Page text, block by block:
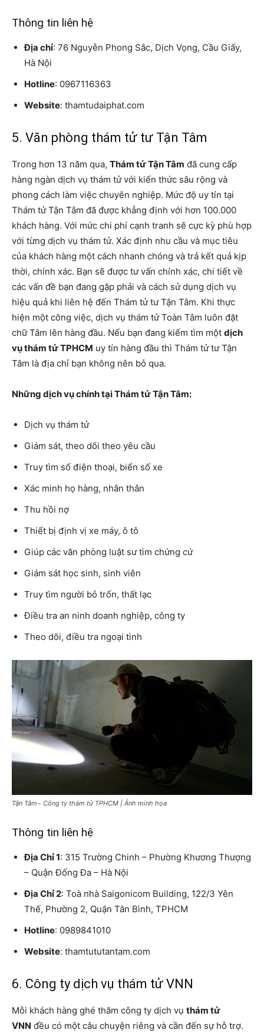
Thông tin liên hệ
Địa chỉ: 76 Nguyễn Phong Sắc, Dịch Vọng, Cầu Giấy,
Hà Nội
Hotline: 0967116363
Website: thamtudaiphat.com
5. Văn phòng thám tử tư Tận Tâm
Trong hơn 13 năm qua, Thám tử Tận Tâm đã cung cấp
hàng ngàn dịch vụ thám tử với kiến thức sâu rộng và
phong cách làm việc chuyên nghiệp. Mức độ uy tín tại
Thám tử Tận Tâm đã được khẳng định với hơn 100.000
khách hàng. Với mức chi phí cạnh tranh sẽ cực kỳ phù hợp
với từng dịch vụ thám tử. Xác định nhu cầu và mục tiêu
của khách hàng một cách nhanh chóng và trả kết quả kịp
thời, chính xác. Bạn sẽ được tư vấn chính xác, chi tiết về
các vấn đề bạn đang gặp phải và cách sử dụng dịch vụ
hiệu quả khi liên hệ đến Thám tử tư Tận Tâm. Khi thực
hiện một công việc, dịch vụ thám tử Toàn Tâm luôn đặt
chữ Tâm lên hàng đầu. Nếu bạn đang kiếm tìm một dịch
vụ thám tử TPHCM uy tín hàng đầu thì Thám tử tư Tận
Tâm là địa chỉ bạn không nên bỏ qua.
Những dịch vụ chính tại Thám tử Tận Tâm:
Dịch vụ thám tử
Giám sát, theo dõi theo yêu cầu
Truy tìm số điện thoại, biển số xe
Xác minh họ hàng, nhân thân
Thu hồi nợ
Thiết bị định vị xe máy, ô tô
Giúp các văn phòng luật sư tìm chứng cứ
Giám sát học sinh, sinh viên
Truy tìm người bỏ trốn, thất lạc
Điều tra an ninh doanh nghiệp, công ty
Theo dõi, điều tra ngoại tình
Tận Tâm− Công ty thám tử TPHCM | Ảnh minh họa
Thông tin liên hệ
Địa Chỉ 1: 315 Trường Chinh – Phường Khương Thượng
– Quận Đống Đa – Hà Nội
Địa Chỉ 2: Toà nhà Saigonicom Building, 122/3 Yên
Thế, Phường 2, Quận Tân Bình, TPHCM
Hotline: 0989841010
Website: thamtututantam.com
6. Công ty dịch vụ thám tử VNN
Mỗi khách hàng ghé thăm công ty dịch vụ thám tử
VNN đều có một câu chuyện riêng và cần đến sự hỗ trợ.